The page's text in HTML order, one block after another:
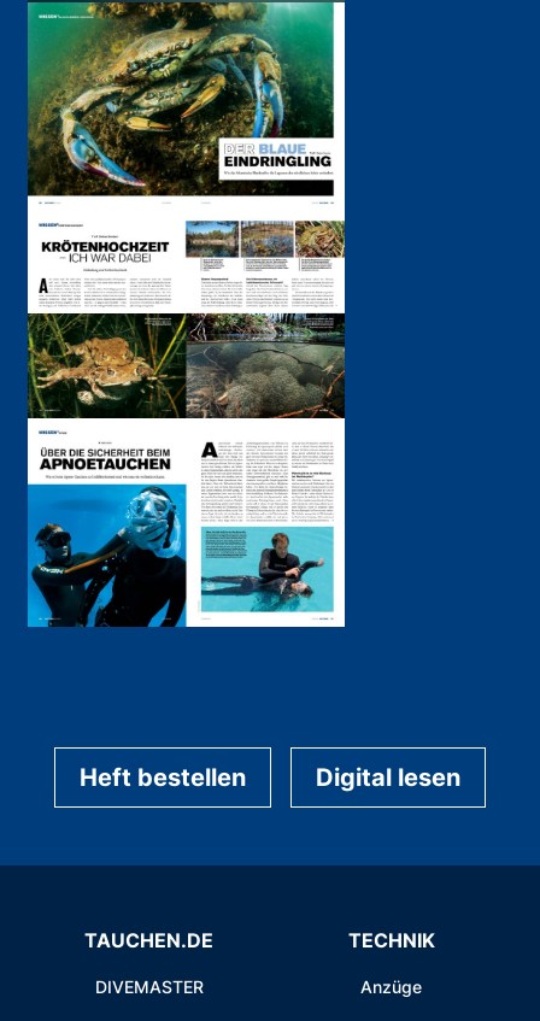
Heft bestellen Digital lesen
TAUCHEN.DE
DIVEMASTER
TECHNIK
Anzüge